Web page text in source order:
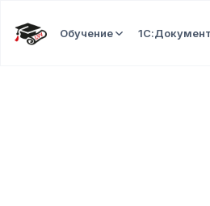
Обучение